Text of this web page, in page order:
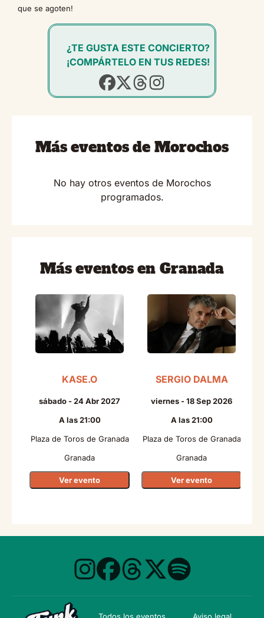
que se agoten!
¿TE GUSTA ESTE CONCIERTO?
¡COMPÁRTELO EN TUS REDES!
Más eventos de Morochos
No hay otros eventos de Morochos
programados.
Más eventos en Granada
KASE.O
sábado - 24 Abr 2027
A las 21:00
Plaza de Toros de Granada
Granada
Ver evento
SERGIO DALMA
viernes - 18 Sep 2026
A las 21:00
Plaza de Toros de Granada
Granada
Ver evento